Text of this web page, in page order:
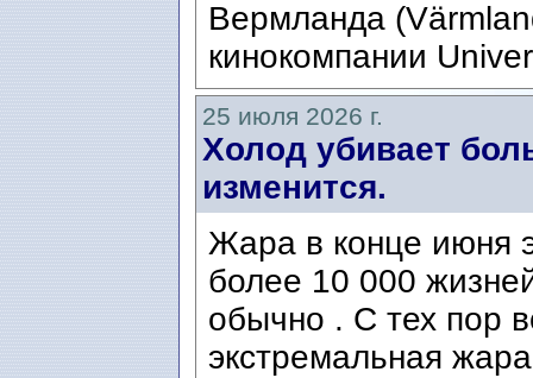
Вермланда
кинокомпании
25 июля 2026 г.
Холод убивает
изменится.
Жара в конце июня
более 10 000
обычно . С тех пор
экстремальная